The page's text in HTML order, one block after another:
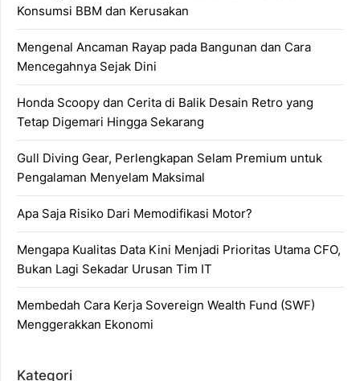
Konsumsi BBM dan Kerusakan
Mengenal Ancaman Rayap pada Bangunan dan Cara
Mencegahnya Sejak Dini
Honda Scoopy dan Cerita di Balik Desain Retro yang
Tetap Digemari Hingga Sekarang
Gull Diving Gear, Perlengkapan Selam Premium untuk
Pengalaman Menyelam Maksimal
Apa Saja Risiko Dari Memodifikasi Motor?
Mengapa Kualitas Data Kini Menjadi Prioritas Utama CFO,
Bukan Lagi Sekadar Urusan Tim IT
Membedah Cara Kerja Sovereign Wealth Fund (SWF)
Menggerakkan Ekonomi
Kategori